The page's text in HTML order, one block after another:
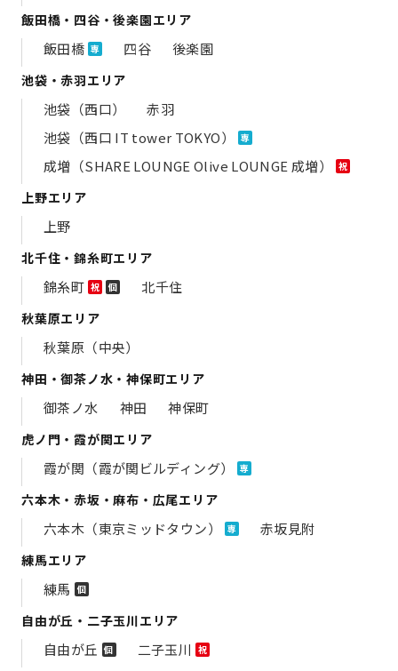
飯田橋・四谷・後楽園エリア
飯田橋 専 四谷 後楽園
池袋・赤羽エリア
池袋（西口）
赤羽
池袋（西口 IT tower TOKYO）
専
成増（SHARE LOUNGE Olive LOUNGE 成増） 祝
上野エリア
上野
北千住・錦糸町エリア
錦糸町 祝 個 北千住
秋葉原エリア
秋葉原（中央）
神田・御茶ノ水・神保町エリア
御茶ノ水 神田 神保町
虎ノ門・霞が関エリア
霞が関（霞が関ビルディング） 専
六本木・赤坂・麻布・広尾エリア
六本木（東京ミッドタウン） 専 赤坂見附
練馬エリア
練馬 個
自由が丘・二子玉川エリア
自由が丘 個 二子玉川 祝